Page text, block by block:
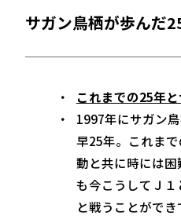
サガン鳥栖が歩んだ
これまでの25年
1997年にサガン
早25年。これま
動と共に時には
も今こうしてＪ
と戦うことがで